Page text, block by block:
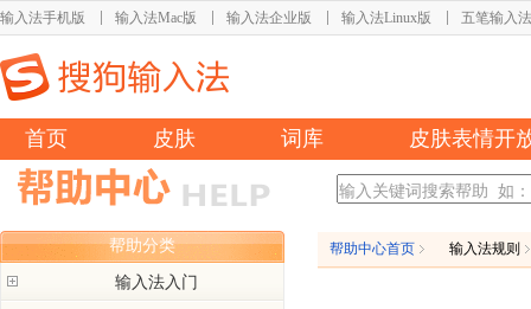
输入法手机版 输入法Mac版 输入法企业版 输入法Linux版 五笔输入法
首页 皮肤 词库 皮肤表情开
帮助中心首页 输入法规则
帮助分类
输入法入门